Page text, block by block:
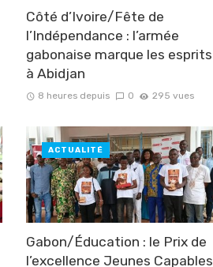
Côté d’Ivoire/Fête de
l’Indépendance : l’armée
gabonaise marque les esprits
à Abidjan
8 heures depuis 0 295 vues
Gabon/Éducation : le Prix de
l’excellence Jeunes Capables
ACTUALITÉ